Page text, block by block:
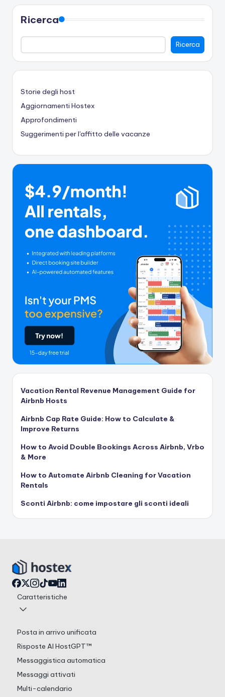
Ricerca
Ricerca
Storie degli host
Aggiornamenti Hostex
Approfondimenti
Suggerimenti per l'affitto delle vacanze
Vacation Rental Revenue Management Guide for
Airbnb Hosts
Airbnb Cap Rate Guide: How to Calculate &
Improve Returns
How to Avoid Double Bookings Across Airbnb, Vrbo
& More
How to Automate Airbnb Cleaning for Vacation
Rentals
Sconti Airbnb: come impostare gli sconti ideali
Caratteristiche
Posta in arrivo unificata
Risposte AI HostGPT™
Messaggistica automatica
Messaggi attivati
Multi-calendario